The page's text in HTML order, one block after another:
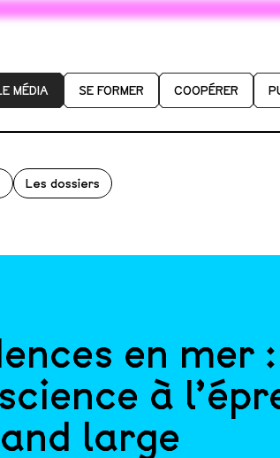
MÉDIA SE FORMER COOPÉRER
Les dossiers
en mer
à
large